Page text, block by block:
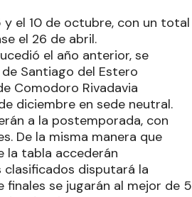
el 10 de octubre, con un total
el 26 de abril.
el año anterior, se
Santiago del Estero
Comodoro Rivadavia
diciembre en sede neutral.
a la postemporada, con
De la misma manera que
la tabla accederán
disputará la
finales se jugarán al mejor de 5